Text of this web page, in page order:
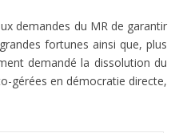
demandes du MR de garantir
fortunes ainsi que, plus
demandé la dissolution du
gérées en démocratie directe,